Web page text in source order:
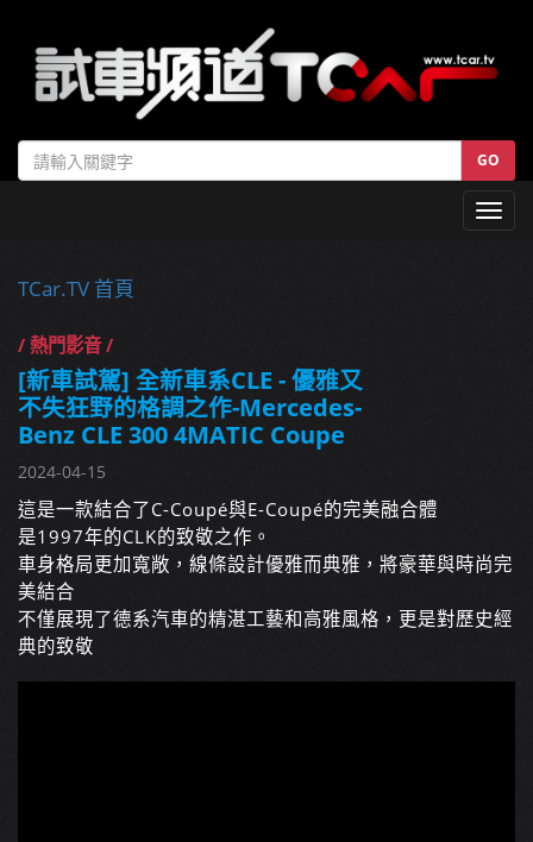
GO
TCar.TV 首頁
/ 熱門影音 /
[新車試駕] 全新車系CLE - 優雅又
不失狂野的格調之作-Mercedes-
Benz CLE 300 4MATIC Coupe
2024-04-15
這是一款結合了C-Coupé與E-Coupé的完美融合體
是1997年的CLK的致敬之作。
車身格局更加寬敞，線條設計優雅而典雅，將豪華與時尚完
美結合
不僅展現了德系汽車的精湛工藝和高雅風格，更是對歷史經
典的致敬